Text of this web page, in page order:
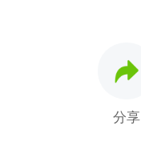
分享